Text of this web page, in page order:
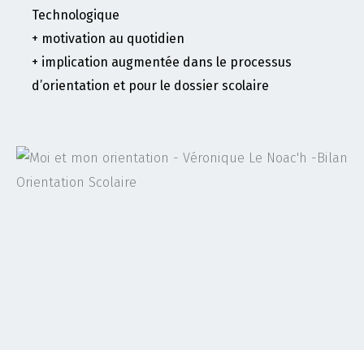
Technologique
+ motivation au quotidien
+ implication augmentée dans le processus
d’orientation et pour le dossier scolaire